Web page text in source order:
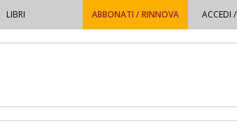
LIBRI ABBONATI / RINNOVA ACCEDI